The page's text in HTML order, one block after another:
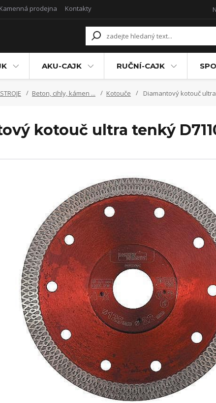
Kamenná prodejna Kontakty
AKU-CAJK RUČNÍ-CAJK
Beton, cihly, kámen ... Kotouče Diamantový kotouč
kotouč ultra tenký